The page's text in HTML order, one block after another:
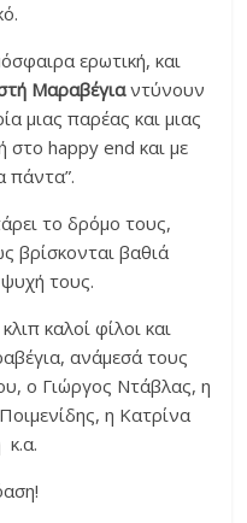
ερωτική, και
Μαραβέγιαντύνουν
μιας παρέας και μιας
στο happy end και με
πάντα”.
το δρόμο τους,
βρίσκονται βαθιά
τους.
καλοί φίλοι και
ανάμεσά τους
ο Γιώργος Ντάβλας, η
η Κατρίνα
κ.α.